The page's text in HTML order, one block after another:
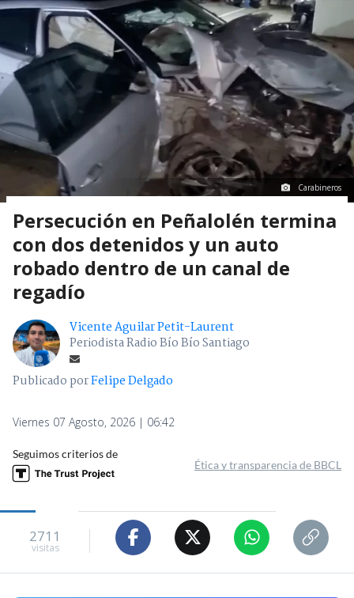
Carabineros
Persecución en Peñalolén termina
con dos detenidos y un auto
robado dentro de un canal de
regadío
Vicente Aguilar Petit-Laurent
Periodista Radio Bío Bío Santiago
Publicado porFelipe Delgado
Viernes 07 Agosto, 2026 | 06:42
Seguimos criterios de
Ética y transparencia de BBCL
2711
visitas